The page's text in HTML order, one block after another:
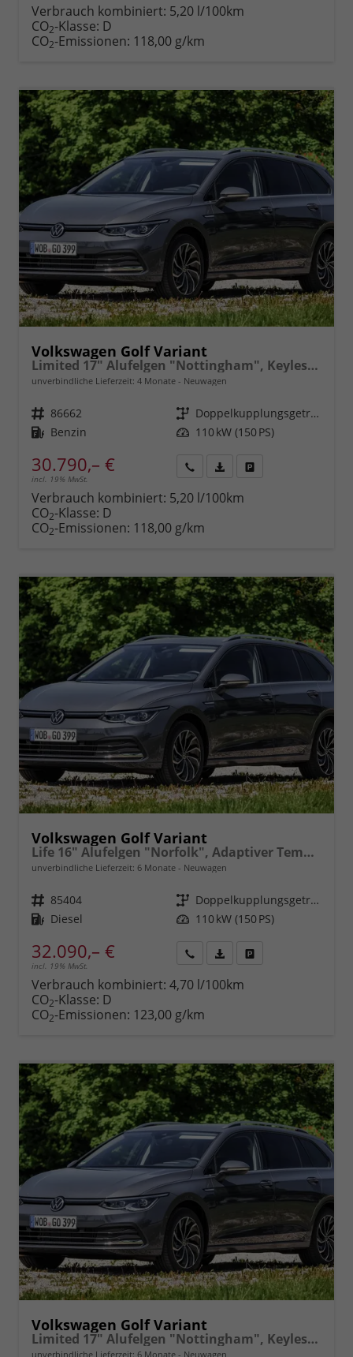
anfordern
Datei,
Verbrauch kombiniert: 5,20 l/100km
CO2-Klasse: D
CO2-Emissionen: 118,00 g/km
Volkswagen Golf Variant
Limited 17" Alufelgen "Nottingham", Keyless-Paket mit elektrischem Kofferraumöffner + Alarm, Adaptiver Tempomat ACC, Sicht-Paket, Digital Cockpit Pro, LED-Scheinwerfer, Radio Composition 10,3" Wireless App-Connect, Parksensoren vorn und hinten, Climatronic, M-
unverbindliche Lieferzeit: 4 Monate Neuwagen
Fahrzeugnr. 86662 Getriebe
Doppelkupplungsgetriebe (DSG)
Kraftstoff Benzin Leistung 110 kW (150 PS)
30.790,– €
incl. 19% MwSt.
anfordern
Datei,
Verbrauch kombiniert: 5,20 l/100km
CO2-Klasse: D
CO2-Emissionen: 118,00 g/km
Volkswagen Golf Variant
Life 16" Alufelgen "Norfolk", Adaptiver Tempomat ACC, Sicht-Paket, Digital Cockpit Pro, LED-Scheinwerfer, Radio Composition 10,3" + Wireless App-Connect, Parksensoren vorn und hinten, Climatronic, M-Lederlenkrad, Reserverad, Dachreling uvm.
unverbindliche Lieferzeit: 6 Monate Neuwagen
Fahrzeugnr. 85404 Getriebe
Doppelkupplungsgetriebe (DSG)
Kraftstoff Diesel Leistung 110 kW (150 PS)
32.090,– €
incl. 19% MwSt.
anfordern
Datei,
Verbrauch kombiniert: 4,70 l/100km
CO2-Klasse: D
CO2-Emissionen: 123,00 g/km
Volkswagen Golf Variant
Limited 17" Alufelgen "Nottingham", Keyless-Paket mit elektrischem Kofferraumöffner + Alarm, Adaptiver Tempomat ACC, Sicht-Paket, Digital Cockpit Pro, LED-Scheinwerfer, Radio Composition 10,3" Wireless App-Connect, Parksensoren vorn und hinten, Climatronic, M-
unverbindliche Lieferzeit: 6 Monate Neuwagen